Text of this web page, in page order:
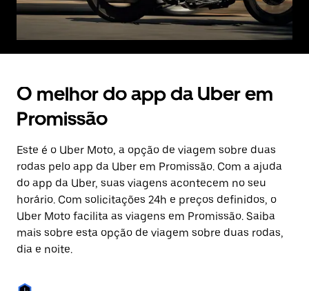
O melhor do app da Uber em
Promissão
Este é o Uber Moto, a opção de viagem sobre duas
rodas pelo app da Uber em Promissão. Com a ajuda
do app da Uber, suas viagens acontecem no seu
horário. Com solicitações 24h e preços definidos, o
Uber Moto facilita as viagens em Promissão. Saiba
mais sobre esta opção de viagem sobre duas rodas,
dia e noite.